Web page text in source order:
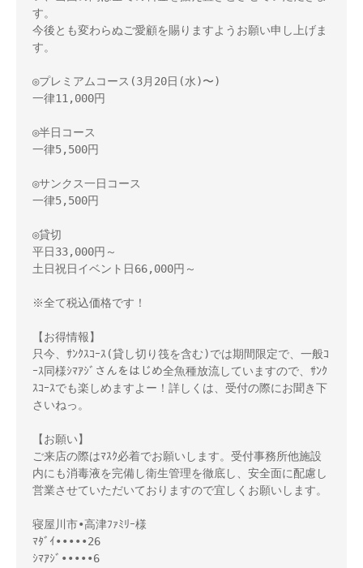
す。
今後とも変わらぬご愛顧を賜りますようお願い申し上げま
す。
◎プレミアムコース(3月20日(水)〜)
一律11,000円
◎半日コース
一律5,500円
◎サンクス一日コース
一律5,500円
◎貸切
平日33,000円～
土日祝日イベント日66,000円～
※全て税込価格です！
【お得情報】
只今、ｻﾝｸｽｺｰｽ(貸し切り筏を含む)では期間限定で、一般ｺ
ｰｽ同様ｼﾏｱｼﾞさんをはじめ全魚種放流していますので、ｻﾝｸ
ｽｺｰｽでも楽しめますよー！詳しくは、受付の際にお聞き下
さいねっ。
【お願い】
ご来店の際はﾏｽｸ必着でお願いします。受付事務所他施設
内にも消毒液を完備し衛生管理を徹底し、安全面に配慮し
営業させていただいておりますので宜しくお願いします。
寝屋川市•高津ﾌｧﾐﾘｰ様
ﾏﾀﾞｲ•••••26
ｼﾏｱｼﾞ•••••6